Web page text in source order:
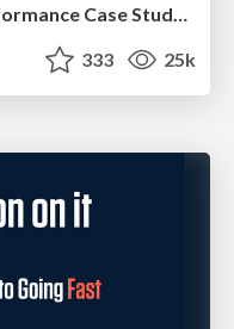
VelocityConf: Rendering Performance Case Studies
333 25k